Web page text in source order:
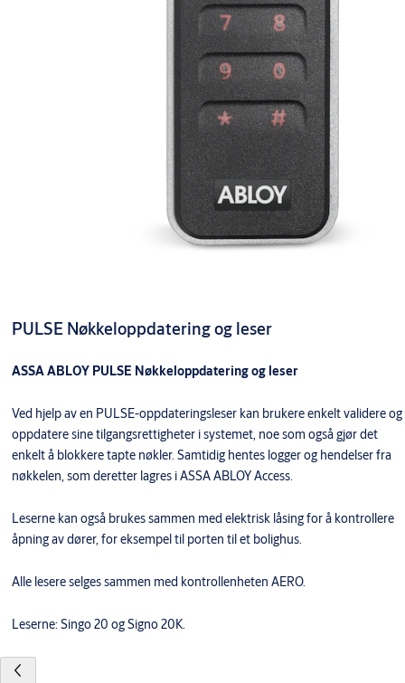
PULSE Nøkkeloppdatering og leser
ASSA ABLOY PULSE Nøkkeloppdatering og leser
Ved hjelp av en PULSE-oppdateringsleser kan brukere enkelt validere og
oppdatere sine tilgangsrettigheter i systemet, noe som også gjør det
enkelt å blokkere tapte nøkler. Samtidig hentes logger og hendelser fra
nøkkelen, som deretter lagres i ASSA ABLOY Access.
Leserne kan også brukes sammen med elektrisk låsing for å kontrollere
åpning av dører, for eksempel til porten til et bolighus.
Alle lesere selges sammen med kontrollenheten AERO.
Leserne: Singo 20 og Signo 20K.